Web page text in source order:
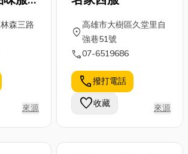
象的方式，更
是強化管理、
拓展市場的關
14...
的就業機會與
商業需求。 這
樣的產業聚落
效應，不僅帶
動了人口移
入，也讓 A7
重劃區生活機
能...
)
森三路
來源
location_on
高雄市大樹區久堂里自
強巷51號
call07-6519686
call撥打電話
favorite收藏 來源